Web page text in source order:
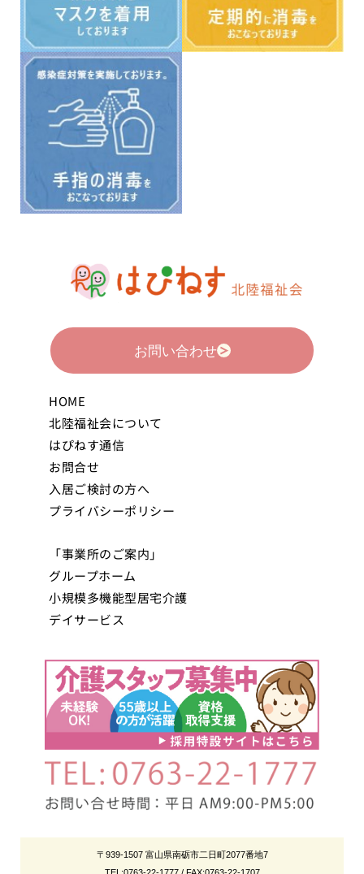
お問い合わせ
HOME
北陸福祉会について
はぴねす通信
お問合せ
入居ご検討の方へ
プライバシーポリシー
「事業所のご案内」
グループホーム
小規模多機能型居宅介護
デイサービス
〒939-1507 富山県南砺市二日町2077番地7
TEL:0763-22-1777 / FAX:0763-22-1707